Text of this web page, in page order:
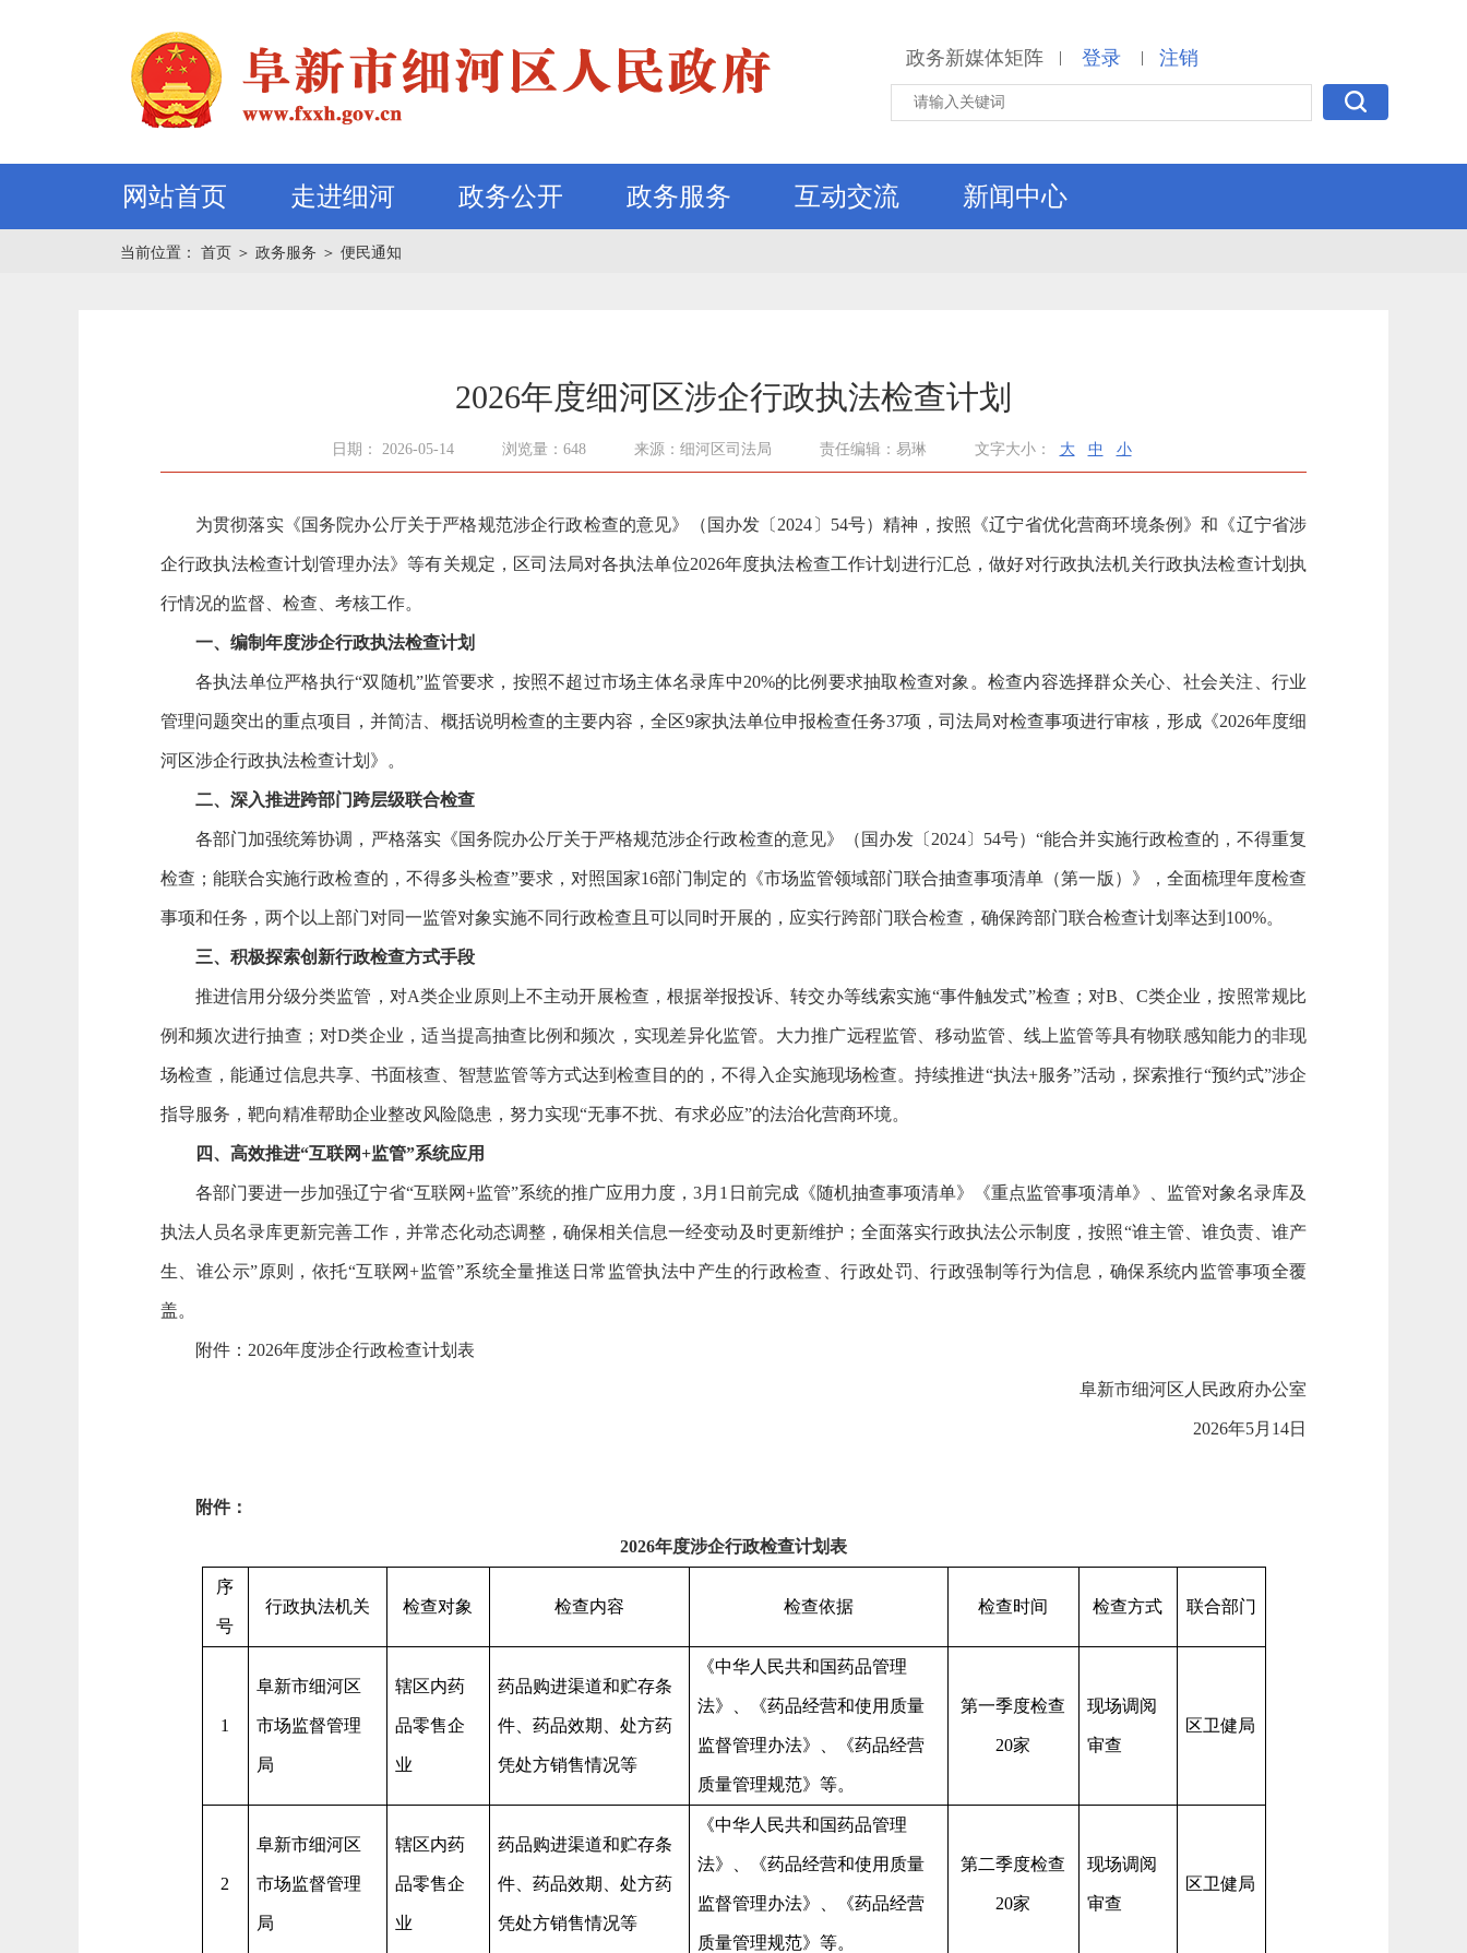
政务新媒体矩阵 | 登录 | 注销
网站首页 走进细河 政务公开 政务服务 互动交流 新闻中心
当前位置： 首页 ＞ 政务服务 ＞ 便民通知
2026年度细河区涉企行政执法检查计划
日期： 2026-05-14 浏览量：648 来源：细河区司法局 责任编辑：易琳 文字大小： 大 中 小
为贯彻落实《国务院办公厅关于严格规范涉企行政检查的意见》（国办发〔 2024〕54号）精神，按照 《辽宁省优化营商环境条例》和《辽宁省涉
企行政执法检查计划管理办法》等有关规定 ，区司法局对各执法单位2026年度执法检查工作计划进行汇总，做好对行政执法机关行政执法检查计划执
行情况的监督、检查、考核工作。
一、编制年度涉企行政执法检查计划
各执法单位严格执行“双随机”监管要求，按照不超过市场主体名录库中20%的比例要求抽取检查对象。检查内容选择群众关心、社会关注、行业
管理问题突出的重点项目，并简洁、概括说明检查的主要内容，全区9家执法单位申报检查任务37项，司法局对检查事项进行审核，形成《2026年度细
河区涉企行政执法检查计划》。
二、深入推进跨部门跨层级联合检查
各部门加强统筹协调， 严格落实《国务院办公厅关于严格规范涉企行政检查的意见》（国办发〔 2024〕54号）“能合并实施行政检查的，不得重复
检查；能联合实施行政检查的，不得多头检查”要求，对照国家16部门制定的《市场监管领域部门联合抽查事项清单（第一版）》， 全面梳理年度检查
事项和任务， 两个以上部门对同一监管对象实施不同行政检查且可以同时开展的，应实行跨部门联合检查，确保跨部门联合检查计划率达到 100%。
三、积极探索创新行政检查方式手段
推进信用分级分类监管，对A类企业原则上不主动开展检查，根据举报投诉、转交办等线索实施“事件触发式”检查；对B、C类企业，按照常规比
例和频次进行抽查；对D类企业，适当提高抽查比例和频次，实现差异化监管。大力推广远程监管、移动监管、线上监管等具有物联感知能力的非现
场检查，能通过信息共享、书面核查、智慧监管等方式达到检查目的的，不得入企实施现场检查。持续推进“执法+服务”活动，探索推行“预约式”涉企
指导服务，靶向精准帮助企业整改风险隐患，努力实现“无事不扰、有求必应”的法治化营商环境。
四、高效推进“互联网+监管”系统应用
各部门要进一步加强辽宁省“互联网+监管”系统的推广应用力度，3月1日前完成《随机抽查事项清单》《重点监管事项清单》、监管对象名录库及
执法人员名录库更新完善工作，并常态化动态调整，确保相关信息一经变动及时更新维护；全面落实行政执法公示制度，按照“谁主管、谁负责、谁产
生、谁公示”原则，依托“互联网+监管”系统全量推送日常监管执法中产生的行政检查、行政处罚、行政强制等行为信息，确保系统内监管事项全覆
盖。
附件： 2026年度涉企行政检查计划表
阜新市细河区人民政府办公室
2026年5月14日
附件：
2026年度涉企行政检查计划表
序
号
行政执法机关 检查对象 检查内容 检查依据 检查时间 检查方式 联合部门
1
阜新市细河区
市场监督管理
局
辖区内药
品零售企
业
药品购进渠道和贮存条
件、药品效期、处方药
凭处方销售情况等
《中华人民共和国药品管理
法》、《药品经营和使用质量
监督管理办法》、《药品经营
质量管理规范》等。
第一季度检查
20家
现场调阅
审查
区卫健局
2
阜新市细河区
市场监督管理
局
辖区内药
品零售企
业
药品购进渠道和贮存条
件、药品效期、处方药
凭处方销售情况等
《中华人民共和国药品管理
法》、《药品经营和使用质量
监督管理办法》、《药品经营
质量管理规范》等。
第二季度检查
20家
现场调阅
审查
区卫健局